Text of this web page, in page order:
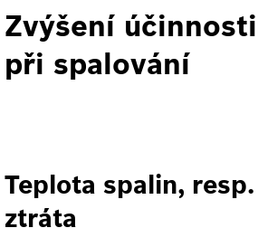
Zvýšení účinnosti
při spalování
Teplota spalin,
ztráta